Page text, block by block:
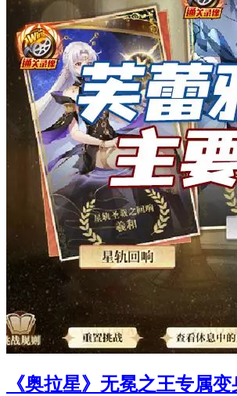
《奥拉星》无冕之王专属